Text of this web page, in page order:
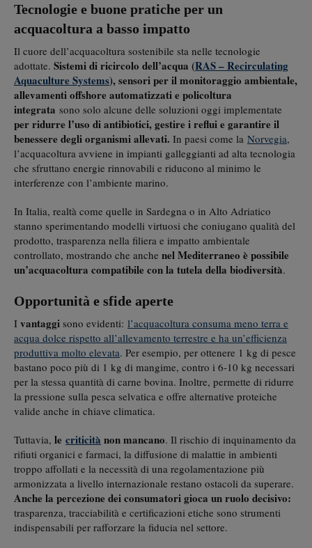
Tecnologie e buone pratiche per un
acquacoltura a basso impatto
Il cuore dell’acquacoltura sostenibile sta nelle tecnologie
adottate. Sistemi di ricircolo dell’acqua (RAS – Recirculating
Aquaculture Systems), sensori per il monitoraggio ambientale,
allevamenti offshore automatizzati e policoltura
integrata sono solo alcune delle soluzioni oggi implementate
per ridurre l’uso di antibiotici, gestire i reflui e garantire il
benessere degli organismi allevati. In paesi come la Norvegia,
l’acquacoltura avviene in impianti galleggianti ad alta tecnologia
che sfruttano energie rinnovabili e riducono al minimo le
interferenze con l’ambiente marino.
In Italia, realtà come quelle in Sardegna o in Alto Adriatico
stanno sperimentando modelli virtuosi che coniugano qualità del
prodotto, trasparenza nella filiera e impatto ambientale
controllato, mostrando che anche nel Mediterraneo è possibile
un’acquacoltura compatibile con la tutela della biodiversità.
Opportunità e sfide aperte
I vantaggi sono evidenti: l’acquacoltura consuma meno terra e
acqua dolce rispetto all’allevamento terrestre e ha un’efficienza
produttiva molto elevata. Per esempio, per ottenere 1 kg di pesce
bastano poco più di 1 kg di mangime, contro i 6-10 kg necessari
per la stessa quantità di carne bovina. Inoltre, permette di ridurre
la pressione sulla pesca selvatica e offre alternative proteiche
valide anche in chiave climatica.
Tuttavia, le criticità non mancano. Il rischio di inquinamento da
rifiuti organici e farmaci, la diffusione di malattie in ambienti
troppo affollati e la necessità di una regolamentazione più
armonizzata a livello internazionale restano ostacoli da superare.
Anche la percezione dei consumatori gioca un ruolo decisivo:
trasparenza, tracciabilità e certificazioni etiche sono strumenti
indispensabili per rafforzare la fiducia nel settore.